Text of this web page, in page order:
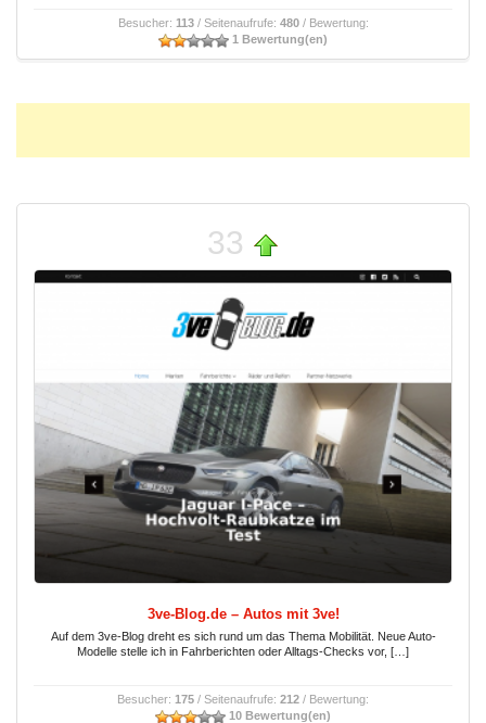
Besucher: 113/ Seitenaufrufe: 480/ Bewertung:
1 Bewertung(en)
33
3ve-Blog.de – Autos mit 3ve!
Auf dem 3ve-Blog dreht es sich rund um das Thema Mobilität. Neue Auto-
Modelle stelle ich in Fahrberichten oder Alltags-Checks vor, […]
Besucher: 175 / Seitenaufrufe: 212 / Bewertung:
10 Bewertung(en)